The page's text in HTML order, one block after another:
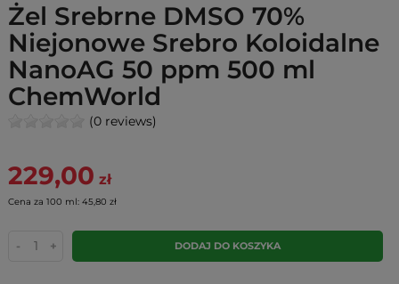
Żel Srebrne DMSO 70%
Niejonowe Srebro Koloidalne
NanoAG 50 ppm 500 ml
ChemWorld
(0 reviews)
229,00 zł
Cena za 100 ml: 45,80 zł
- + DODAJ DO KOSZYKA